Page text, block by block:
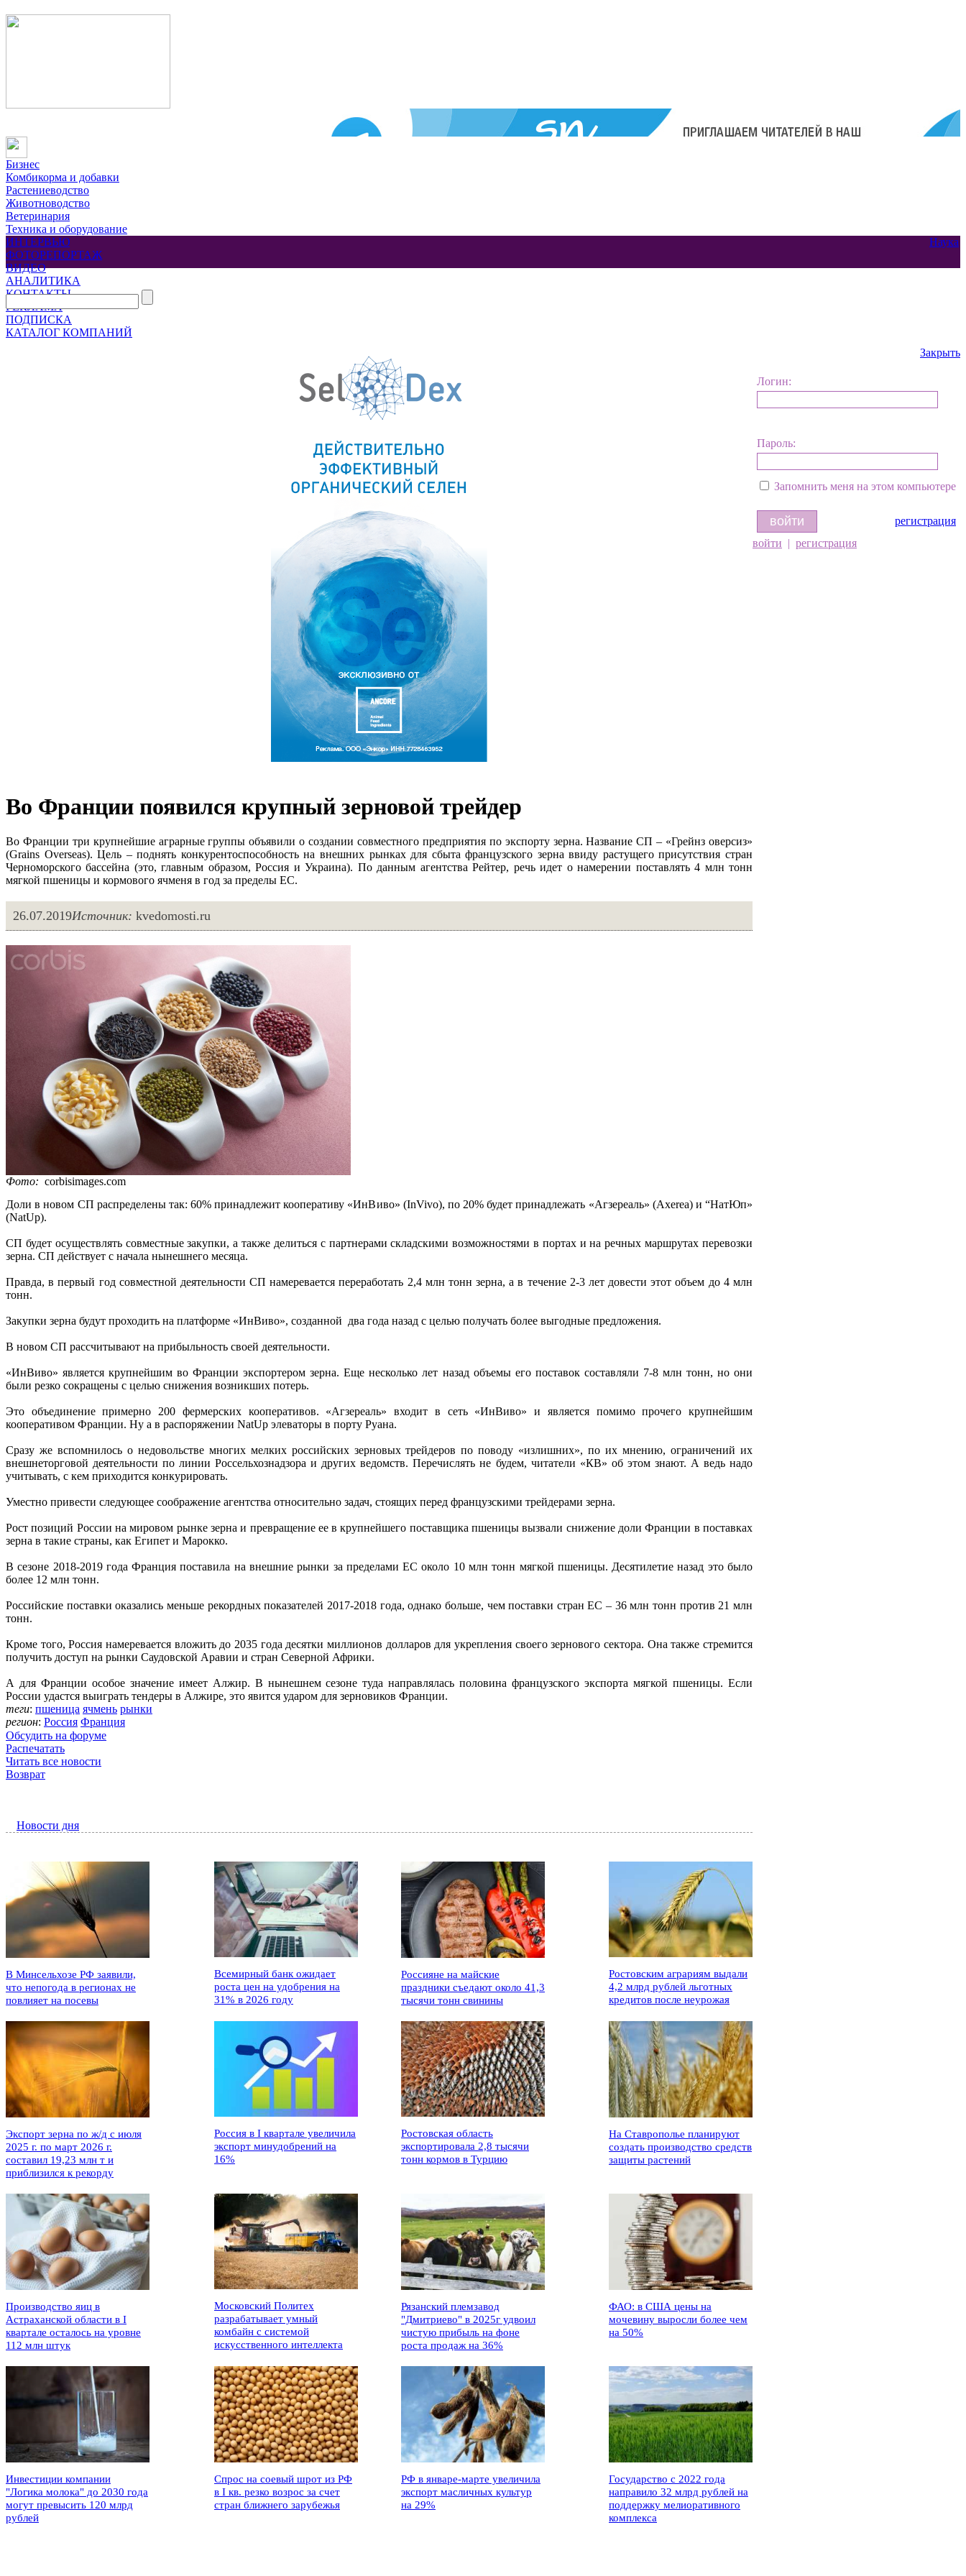
Бизнес
Комбикорма и добавки
Растениеводство
Животноводство
Ветеринария
Техника и оборудование
Наука
ИНТЕРВЬЮ
ФОТОРЕПОРТАЖ
ВИДЕО
АНАЛИТИКА
КОНТАКТЫ
РЕКЛАМА
ПОДПИСКА
КАТАЛОГ КОМПАНИЙ
Закрыть
Логин:
Пароль:
Запомнить меня на этом компьютере
регистрация
войти | регистрация
Во Франции появился крупный зерновой трейдер
Во Франции три крупнейшие аграрные группы объявили о создании совместного предприятия по экспорту зерна. Название СП – «Грейнз оверсиз»
(Grains Overseas). Цель – поднять конкурентоспособность на внешних рынках для сбыта французского зерна ввиду растущего присутствия стран
Черноморского бассейна (это, главным образом, Россия и Украина). По данным агентства Рейтер, речь идет о намерении поставлять 4 млн тонн
мягкой пшеницы и кормового ячменя в год за пределы ЕС.
26.07.2019Источник: kvedomosti.ru
Фото: corbisimages.com
Доли в новом СП распределены так: 60% принадлежит кооперативу «ИнВиво» (InVivo), по 20% будет принадлежать «Агзереаль» (Axerea) и “НатЮп»
(NatUp).
СП будет осуществлять совместные закупки, а также делиться с партнерами складскими возможностями в портах и на речных маршрутах перевозки
зерна. СП действует с начала нынешнего месяца.
Правда, в первый год совместной деятельности СП намеревается переработать 2,4 млн тонн зерна, а в течение 2-3 лет довести этот объем до 4 млн
тонн.
Закупки зерна будут проходить на платформе «ИнВиво», созданной два года назад с целью получать более выгодные предложения.
В новом СП рассчитывают на прибыльность своей деятельности.
«ИнВиво» является крупнейшим во Франции экспортером зерна. Еще несколько лет назад объемы его поставок составляли 7-8 млн тонн, но они
были резко сокращены с целью снижения возникших потерь.
Это объединение примерно 200 фермерских кооперативов. «Агзереаль» входит в сеть «ИнВиво» и является помимо прочего крупнейшим
кооперативом Франции. Ну а в распоряжении NatUp элеваторы в порту Руана.
Сразу же вспомнилось о недовольстве многих мелких российских зерновых трейдеров по поводу «излишних», по их мнению, ограничений их
внешнеторговой деятельности по линии Россельхознадзора и других ведомств. Перечислять не будем, читатели «КВ» об этом знают. А ведь надо
учитывать, с кем приходится конкурировать.
Уместно привести следующее соображение агентства относительно задач, стоящих перед французскими трейдерами зерна.
Рост позиций России на мировом рынке зерна и превращение ее в крупнейшего поставщика пшеницы вызвали снижение доли Франции в поставках
зерна в такие страны, как Египет и Марокко.
В сезоне 2018-2019 года Франция поставила на внешние рынки за пределами ЕС около 10 млн тонн мягкой пшеницы. Десятилетие назад это было
более 12 млн тонн.
Российские поставки оказались меньше рекордных показателей 2017-2018 года, однако больше, чем поставки стран ЕС – 36 млн тонн против 21 млн
тонн.
Кроме того, Россия намеревается вложить до 2035 года десятки миллионов долларов для укрепления своего зернового сектора. Она также стремится
получить доступ на рынки Саудовской Аравии и стран Северной Африки.
А для Франции особое значение имеет Алжир. В нынешнем сезоне туда направлялась половина французского экспорта мягкой пшеницы. Если
России удастся выиграть тендеры в Алжире, это явится ударом для зерновиков Франции.
теги: пшеница ячмень рынки
регион: Россия Франция
Обсудить на форуме
Распечатать
Читать все новости
Возврат
Новости дня
В Минсельхозе РФ заявили,
что непогода в регионах не
повлияет на посевы
Всемирный банк ожидает
роста цен на удобрения на
31% в 2026 году
Россияне на майские
праздники съедают около 41,3
тысячи тонн свинины
Ростовским аграриям выдали
4,2 млрд рублей льготных
кредитов после неурожая
Экспорт зерна по ж/д с июля
2025 г. по март 2026 г.
составил 19,23 млн т и
приблизился к рекорду
Россия в I квартале увеличила
экспорт минудобрений на
16%
Ростовская область
экспортировала 2,8 тысячи
тонн кормов в Турцию
На Ставрополье планируют
создать производство средств
защиты растений
Производство яиц в
Астраханской области в I
квартале осталось на уровне
112 млн штук
Московский Политех
разрабатывает умный
комбайн с системой
искусственного интеллекта
Рязанский племзавод
"Дмитриево" в 2025г удвоил
чистую прибыль на фоне
роста продаж на 36%
ФАО: в США цены на
мочевину выросли более чем
на 50%
Инвестиции компании
"Логика молока" до 2030 года
могут превысить 120 млрд
рублей
Спрос на соевый шрот из РФ
в I кв. резко возрос за счет
стран ближнего зарубежья
РФ в январе-марте увеличила
экспорт масличных культур
на 29%
Государство с 2022 года
направило 32 млрд рублей на
поддержку мелиоративного
комплекса